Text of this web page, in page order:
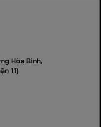
Hòa Bình,
11)